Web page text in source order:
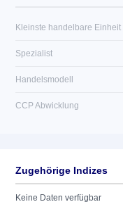
Kleinste handelbare Einheit
Spezialist
Handelsmodell
CCP Abwicklung
Zugehörige Indizes
Keine Daten verfügbar